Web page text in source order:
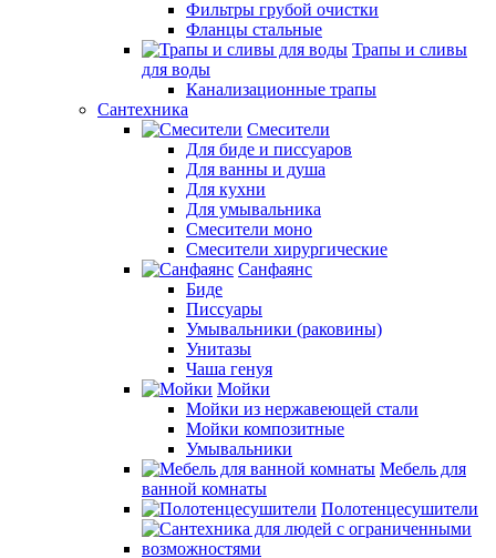
Фильтры грубой очистки
Фланцы стальные
Трапы и сливы
для воды
Канализационные трапы
Сантехника
Смесители
Для биде и писсуаров
Для ванны и душа
Для кухни
Для умывальника
Смесители моно
Смесители хирургические
Санфаянс
Биде
Писсуары
Умывальники (раковины)
Унитазы
Чаша генуя
Мойки
Мойки из нержавеющей стали
Мойки композитные
Умывальники
Мебель для
ванной комнаты
Полотенцесушители